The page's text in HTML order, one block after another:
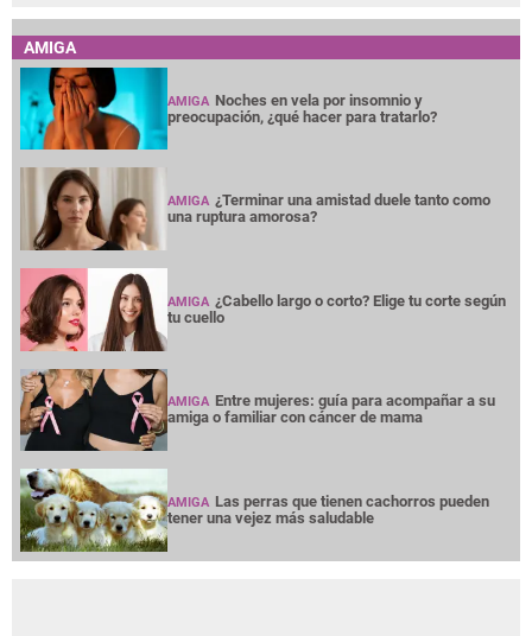
AMIGA
AMIGA Noches en vela por insomnio y
preocupación, ¿qué hacer para tratarlo?
AMIGA ¿Terminar una amistad duele tanto como
una ruptura amorosa?
AMIGA ¿Cabello largo o corto? Elige tu corte según
tu cuello
AMIGA Entre mujeres: guía para acompañar a su
amiga o familiar con cáncer de mama
AMIGA Las perras que tienen cachorros pueden
tener una vejez más saludable